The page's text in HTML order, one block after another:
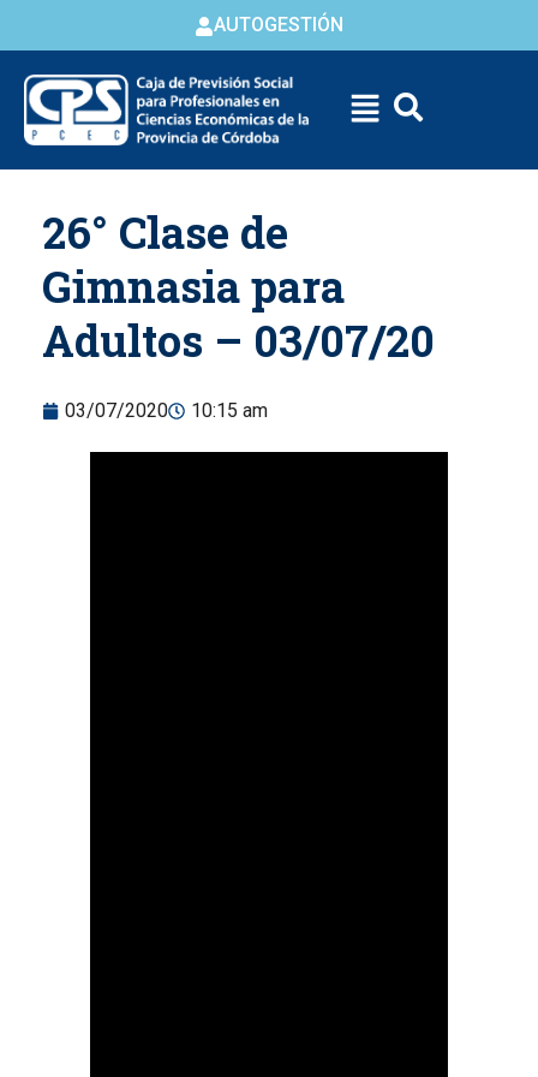
AUTOGESTIÓN
content
26° Clase de
Gimnasia para
Adultos – 03/07/20
03/07/2020 10:15 am